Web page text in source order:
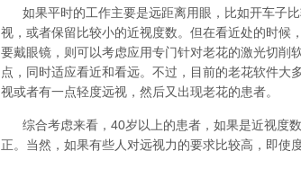
如果平时的工作主要是远距离用眼，比如开车子
视，或者保留比较小的近视度数。但在看近处的时候
要戴眼镜，则可以考虑应用专门针对老花的激光切削
点，同时适应看近和看远。不过，目前的老花软件大
视或者有一点轻度远视，然后又出现老花的患者。
综合考虑来看，40岁以上的患者，如果是近视度
正。当然，如果有些人对远视力的要求比较高，即使